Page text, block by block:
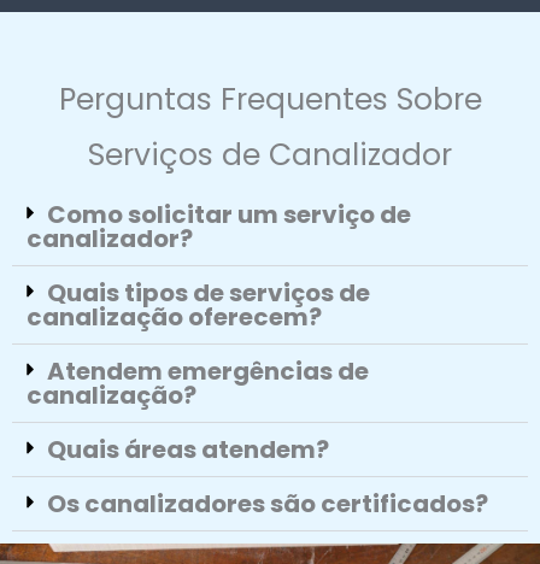
Perguntas Frequentes Sobre
Serviços de Canalizador
Como solicitar um serviço de
canalizador?
Quais tipos de serviços de
canalização oferecem?
Atendem emergências de
canalização?
Quais áreas atendem?
Os canalizadores são certificados?